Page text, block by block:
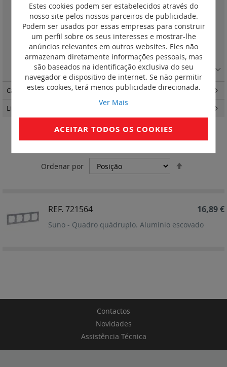
Quádruplo
Ordenar por
REF. 721564
Suno - Quadro quádruplo. Alumínio escovado
16,89 €
Triplo(1)
Quádruplo (1)
Quadro Preto Quadriculado(5)
Caixas de encastrar Batibox (57)
Light Now
Contactos
Novidades
Assistência Técnica
Estes cookies podem ser estabelecidos através do
nosso site pelos nossos parceiros de publicidade.
Podem ser usados por essas empresas para construir
um perfil sobre os seus interesses e mostrar-lhe
anúncios relevantes em outros websites. Eles não
armazenam diretamente informações pessoais, mas
são baseados na identificação exclusiva do seu
navegador e dispositivo de internet. Se não permitir
estes cookies, terá menos publicidade direcionada.
Ver Mais
ACEITAR TODOS OS COOKIES